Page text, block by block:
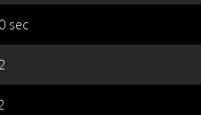
sec